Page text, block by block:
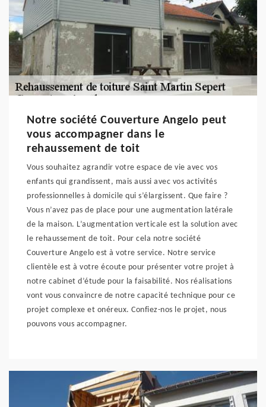
Notre société Couverture Angelo peut
vous accompagner dans le
rehaussement de toit
Vous souhaitez agrandir votre espace de vie avec vos
enfants qui grandissent, mais aussi avec vos activités
professionnelles à domicile qui s’élargissent. Que faire ?
Vous n’avez pas de place pour une augmentation latérale
de la maison. L’augmentation verticale est la solution avec
le rehaussement de toit. Pour cela notre société
Couverture Angelo est à votre service. Notre service
clientèle est à votre écoute pour présenter votre projet à
notre cabinet d’étude pour la faisabilité. Nos réalisations
vont vous convaincre de notre capacité technique pour ce
projet complexe et onéreux. Confiez-nos le projet, nous
pouvons vous accompagner.